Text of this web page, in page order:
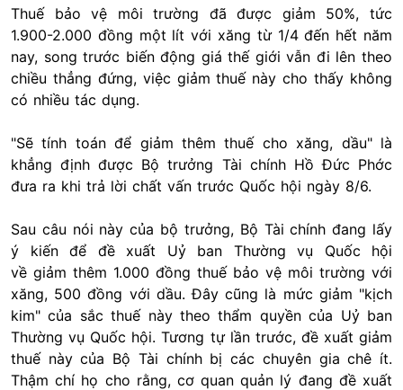
Thuế bảo vệ môi trường đã được giảm 50%, tức
1.900-2.000 đồng một lít với xăng từ 1/4 đến hết năm
nay, song trước biến động giá thế giới vẫn đi lên theo
chiều thẳng đứng, việc giảm thuế này cho thấy không
có nhiều tác dụng.
"Sẽ tính toán để giảm thêm thuế cho xăng, dầu" là
khẳng định được Bộ trưởng Tài chính Hồ Đức Phớc
đưa ra khi trả lời chất vấn trước Quốc hội ngày 8/6.
Sau câu nói này của bộ trưởng, Bộ Tài chính đang lấy
ý kiến để đề xuất Uỷ ban Thường vụ Quốc hội
về giảm thêm 1.000 đồng thuế bảo vệ môi trường với
xăng, 500 đồng với dầu. Đây cũng là mức giảm "kịch
kim" của sắc thuế này theo thẩm quyền của Uỷ ban
Thường vụ Quốc hội. Tương tự lần trước, đề xuất giảm
thuế này của Bộ Tài chính bị các chuyên gia chê ít.
Thậm chí họ cho rằng, cơ quan quản lý đang đề xuất